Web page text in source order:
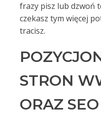
frazy pisz lub dzwoń
czekasz tym więcej
tracisz.
STRON
ORAZ